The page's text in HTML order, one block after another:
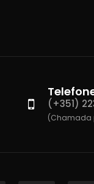
(+351)
(Chamada